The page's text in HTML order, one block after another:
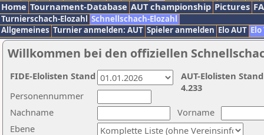
Home Tournament-Database AUT championship Pictures
Turnierschach-Elozahl Schnellschach-Elozahl
Allgemeines Turnier anmelden: AUT Spieler anmelden Elo AUT
Willkommen bei den offiziellen
Nachname
Vorname
Ebene
Personennummer
AUT-Elolisten
4.233
FIDE-Elolisten Stand